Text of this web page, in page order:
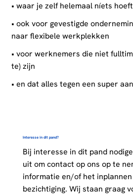
• waar je zelf helemaal níets
• ook voor gevestigde
naar flexibele werkplekken
• voor werknemers die niet
te) zijn
• en dat alles tegen een super
Interesse in dit pand?
Bij interesse in dit pand
uit om contact op ons op te
informatie en/of het inplannen
bezichtiging. Wij staan graag